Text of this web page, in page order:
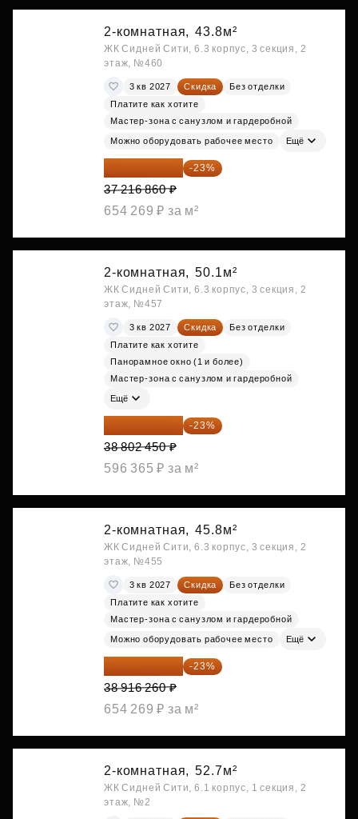
2-комнатная, 43.8м²
ЖК Сидней Сити, 6.3 корпус, 3 секция, 2
этаж, №460
3 кв 2027 Скидка
Без отделки
Платите как хотите
Мастер-зона с санузлом и гардеробной
Можно оборудовать рабочее место Ещё
28 656 982 ₽ -23%
37 216 860 ₽
654 269 ₽ за м²
2-комнатная, 50.1м²
ЖК Сидней Сити, 6.3 корпус, 3 секция, 2
этаж, №457
3 кв 2027 Скидка
Без отделки
Платите как хотите
Панорамное окно (1 и более)
Мастер-зона с санузлом и гардеробной
Ещё
29 877 887 ₽ -23%
38 802 450 ₽
596 365 ₽ за м²
2-комнатная, 45.8м²
ЖК Сидней Сити, 6.3 корпус, 3 секция, 2
этаж, №455
3 кв 2027 Скидка
Без отделки
Платите как хотите
Мастер-зона с санузлом и гардеробной
Можно оборудовать рабочее место Ещё
29 965 520 ₽ -23%
38 916 260 ₽
654 269 ₽ за м²
2-комнатная, 52.7м²
ЖК Сидней Сити, 6.1 корпус, 1 секция, 2
этаж, №2